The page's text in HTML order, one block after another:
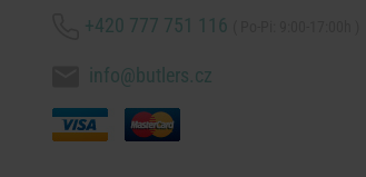
+420 777 751 116
info@butlers.cz